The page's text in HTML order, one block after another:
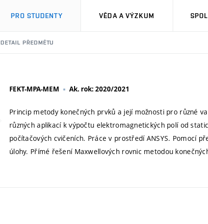
PRO STUDENTY VĚDA A VÝZKUM
DETAIL PŘEDMĚTU
FEKT-MPA-MEM Ak. rok: 2020/2021
Princip metody konečných prvků a její možnosti pro různé
různých aplikací k výpočtu elektromagnetických polí od
počítačových cvičeních. Práce v prostředí ANSYS. Pomocí
úlohy. Přímé řešení Maxwellových rovnic metodou